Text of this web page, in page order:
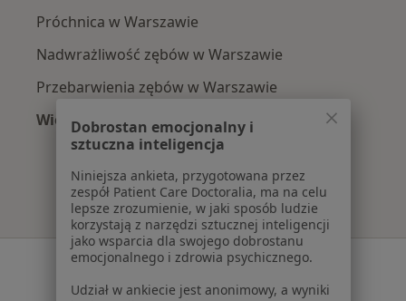
Próchnica w Warszawie
Nadwrażliwość zębów w Warszawie
Przebarwienia zębów w Warszawie
Więcej (15)
Więcej w kategorii: Najczęście leczone
Serwis
Regulamin
Dobrostan emocjonalny i
sztuczna inteligencja
Niniejsza ankieta, przygotowana przez
zespół Patient Care Doctoralia, ma na celu
lepsze zrozumienie, w jaki sposób ludzie
korzystają z narzędzi sztucznej inteligencji
jako wsparcia dla swojego dobrostanu
emocjonalnego i zdrowia psychicznego.
Udział w ankiecie jest anonimowy, a wyniki